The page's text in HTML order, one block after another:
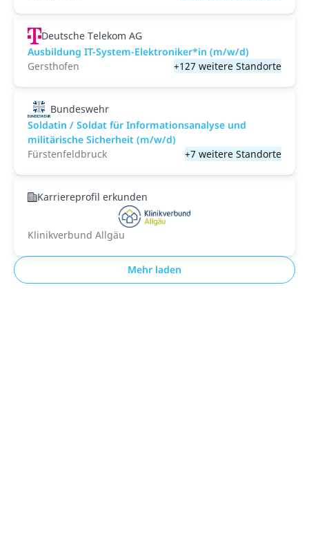
Deutsche Telekom AG
Ausbildung IT-System-Elektroniker*in (m/w/d)
Gersthofen
+127 weitere Standorte
Bundeswehr
Soldatin / Soldat für Informationsanalyse und
militärische Sicherheit (m/w/d)
Fürstenfeldbruck
+7 weitere Standorte
Karriereprofil erkunden
Klinikverbund Allgäu
Mehr laden